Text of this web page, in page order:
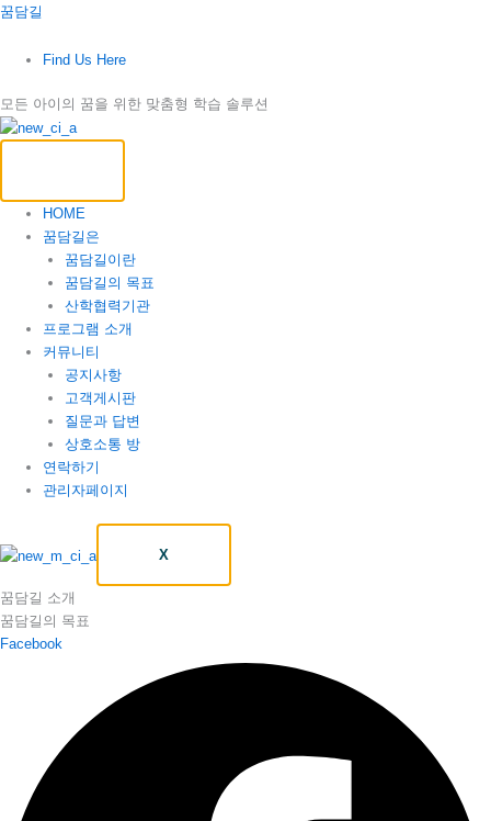
콘
건
너
뛰
꿈담길
Find Us Here
모든 아이의 꿈을 위한 맞춤형 학습 솔루션
HOME
꿈담길은
꿈담길이란
꿈담길의 목표
산학협력기관
프로그램 소개
커뮤니티
공지사항
고객게시판
질문과 답변
상호소통 방
연락하기
관리자페이지
X
꿈담길 소개
꿈담길의 목표
Facebook